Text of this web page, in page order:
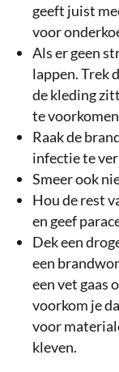
geeft juist
voor
Als er geen
lappen. Trek
de kleding
te
Raak de
infectie te
Smeer ook
Hou de rest
en geef
Dek een
een
een vet gaas
voorkom je
voor
kleven.